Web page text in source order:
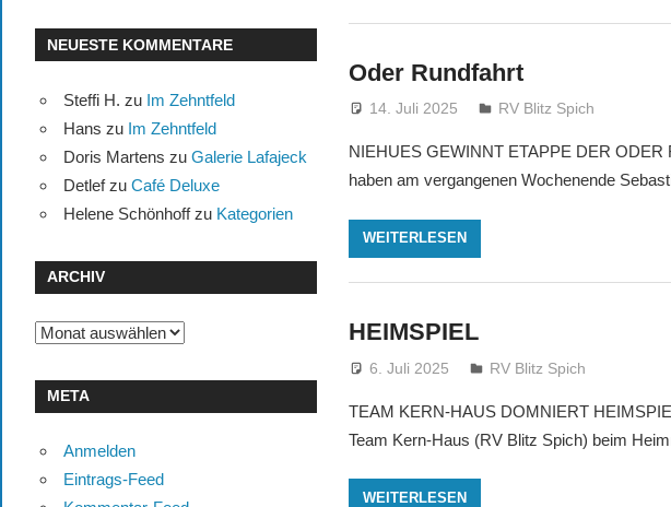
Oder Rundfahrt
14. Juli 2025 treffpunkt
RV Blitz Spich
NIEHUES GEWINNT ETAPPE DER
haben am vergangenen Wochenende
WEITERLESEN
HEIMSPIEL
6. Juli 2025 treffpunkt
RV Blitz Spich
TEAM KERN-HAUS DOMNIERT
Team Kern-Haus (RV Blitz Spich) beim
WEITERLESEN
NEUESTE KOMMENTARE
Steffi H. zu Im Zehntfeld
Hans zu Im Zehntfeld
Doris Martens zu Galerie Lafajeck
Detlefzu Café Deluxe
Helene Schönhoffzu Kategorien
ARCHIV
Archiv
META
Anmelden
Eintrags-Feed